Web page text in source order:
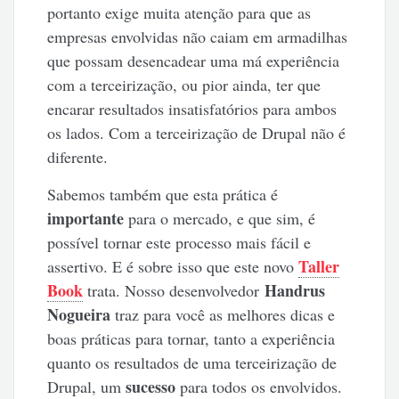
portanto exige muita atenção para que as
empresas envolvidas não caiam em armadilhas
que possam desencadear uma má experiência
com a terceirização, ou pior ainda, ter que
encarar resultados insatisfatórios para ambos
os lados. Com a terceirização de Drupal não é
diferente.
Sabemos também que esta prática é
importante para o mercado, e que sim, é
possível tornar este processo mais fácil e
assertivo. E é sobre isso que este novoTaller
Book trata. Nosso desenvolvedorHandrus
Nogueira traz para você as melhores dicas e
boas práticas para tornar, tanto a experiência
quanto os resultados de uma terceirização de
Drupal, umsucesso para todos os envolvidos.